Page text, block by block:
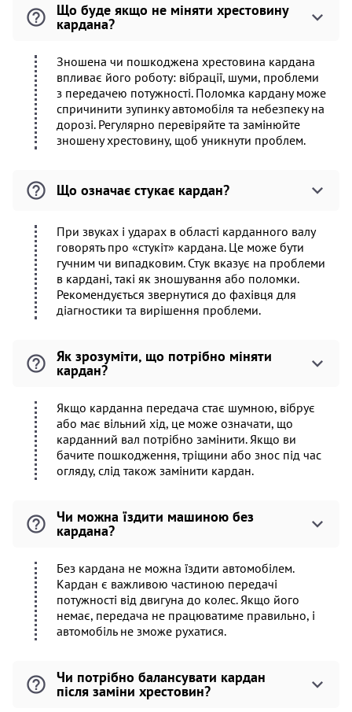
Що буде якщо не міняти хрестовину
кардана?
Зношена чи пошкоджена хрестовина кардана
впливає його роботу: вібрації, шуми, проблеми
з передачею потужності. Поломка кардану може
спричинити зупинку автомобіля та небезпеку на
дорозі. Регулярно перевіряйте та замінюйте
зношену хрестовину, щоб уникнути проблем.
Що означає стукає кардан?
При звуках і ударах в області карданного валу
говорять про «стукіт» кардана. Це може бути
гучним чи випадковим. Стук вказує на проблеми
в кардані, такі як зношування або поломки.
Рекомендується звернутися до фахівця для
діагностики та вирішення проблеми.
Як зрозуміти, що потрібно міняти
кардан?
Якщо карданна передача стає шумною, вібрує
або має вільний хід, це може означати, що
карданний вал потрібно замінити. Якщо ви
бачите пошкодження, тріщини або знос під час
огляду, слід також замінити кардан.
Чи можна їздити машиною без
кардана?
Без кардана не можна їздити автомобілем.
Кардан є важливою частиною передачі
потужності від двигуна до колес. Якщо його
немає, передача не працюватиме правильно, і
автомобіль не зможе рухатися.
Чи потрібно балансувати кардан
після заміни хрестовин?